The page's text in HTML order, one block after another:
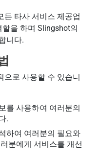
든 타사 서비스 제공업
을 하며 Slingshot의
니다.
으로 사용할 수 있습니
를 사용하여 여러분의
.
하여 여러분의 필요와
분에게 서비스를 개선